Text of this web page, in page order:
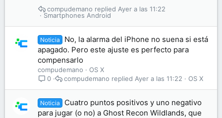
Smartphones Android
Ayer a las 11:22
compudemano
Noticia
No, la alarma del iPhone no suena si está
apagado. Pero este ajuste es perfecto para
compensarlo
compudemano
OS X
0
OS X
Ayer a las 11:22
compudemano
Noticia
Cuatro puntos positivos y uno negativo
para jugar (o no) a Ghost Recon Wildlands, que